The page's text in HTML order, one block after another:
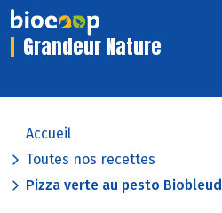
Grandeur Nature
Accueil
Toutes nos recettes
Pizza verte au pesto Biobleud